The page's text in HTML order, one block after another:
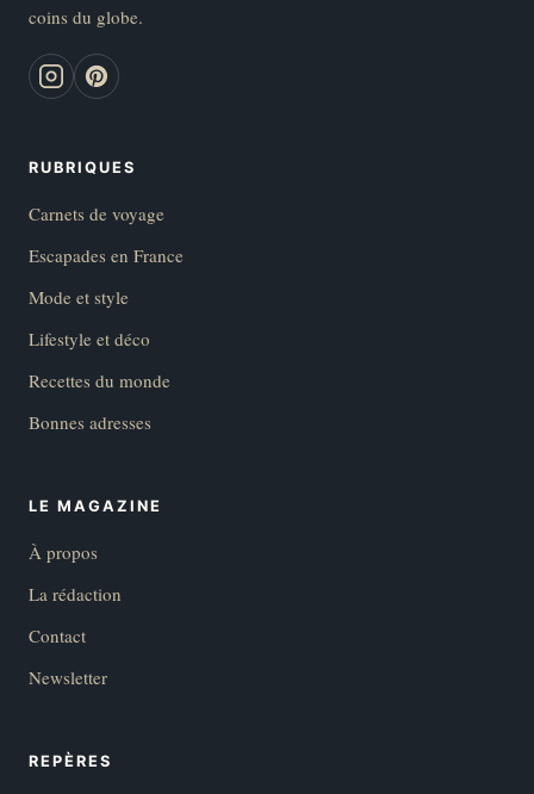
coins du globe.
RUBRIQUES
Carnets de voyage
Escapades en France
Mode et style
Lifestyle et déco
Recettes du monde
Bonnes adresses
LE MAGAZINE
À propos
La rédaction
Contact
Newsletter
REPÈRES